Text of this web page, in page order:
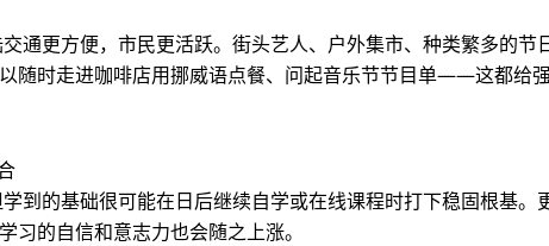
通更方便，市民更活跃。街头艺人、户外集市、种类繁多的节
随时走进咖啡店用挪威语点餐、问起音乐节节目单——这都给
到的基础很可能在日后继续自学或在线课程时打下稳固根基。
习的自信和意志力也会随之上涨。